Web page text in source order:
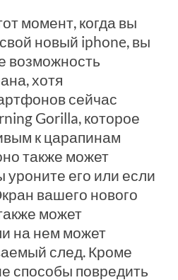
момент, когда вы
новый iphone, вы
возможность
хотя
сейчас
Gorilla, которое
к царапинам
также может
уроните его или если
вашего нового
может
на нем может
след. Кроме
способы повредить